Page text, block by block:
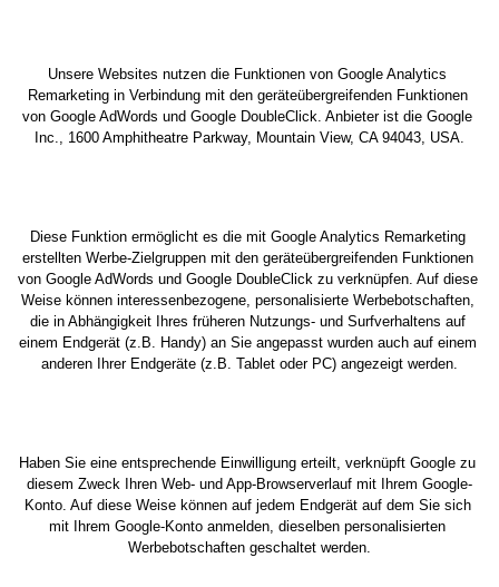
Unsere Websites nutzen die Funktionen von Google Analytics
Remarketing in Verbindung mit den geräteübergreifenden Funktionen
von Google AdWords und Google DoubleClick. Anbieter ist die Google
Inc., 1600 Amphitheatre Parkway, Mountain View, CA 94043, USA.
Diese Funktion ermöglicht es die mit Google Analytics Remarketing
erstellten Werbe-Zielgruppen mit den geräteübergreifenden Funktionen
von Google AdWords und Google DoubleClick zu verknüpfen. Auf diese
Weise können interessenbezogene, personalisierte Werbebotschaften,
die in Abhängigkeit Ihres früheren Nutzungs- und Surfverhaltens auf
einem Endgerät (z.B. Handy) an Sie angepasst wurden auch auf einem
anderen Ihrer Endgeräte (z.B. Tablet oder PC) angezeigt werden.
Haben Sie eine entsprechende Einwilligung erteilt, verknüpft Google zu
diesem Zweck Ihren Web- und App-Browserverlauf mit Ihrem Google-
Konto. Auf diese Weise können auf jedem Endgerät auf dem Sie sich
mit Ihrem Google-Konto anmelden, dieselben personalisierten
Werbebotschaften geschaltet werden.